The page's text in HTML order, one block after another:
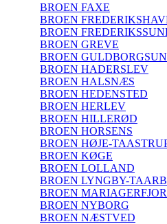
BROEN FAXE
BROEN
BROEN
BROEN GREVE
BROEN
BROEN HADERSLEV
BROEN HALSNÆS
BROEN HEDENSTED
BROEN HERLEV
BROEN HILLERØD
BROEN HORSENS
BROEN HØJE-
BROEN KØGE
BROEN LOLLAND
BROEN LYNGBY-
BROEN
BROEN NYBORG
BROEN NÆSTVED